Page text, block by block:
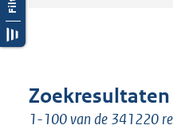
Zoekresultaten
1-100 van de 341220